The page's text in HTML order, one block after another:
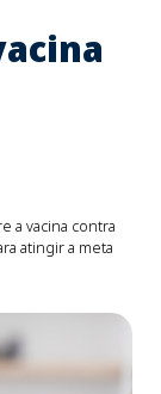
a vacina contra
atingir a meta